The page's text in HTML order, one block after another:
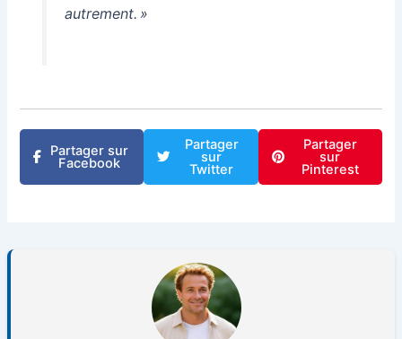
autrement. »
Partager sur
Facebook
Partager
sur
Twitter
Partager
sur
Pinterest